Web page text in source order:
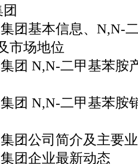
团基本信息、N,N-
市场地位
团 N,N-二甲基苯胺
团 N,N-二甲基苯胺
团公司简介及主要
团企业最新动态